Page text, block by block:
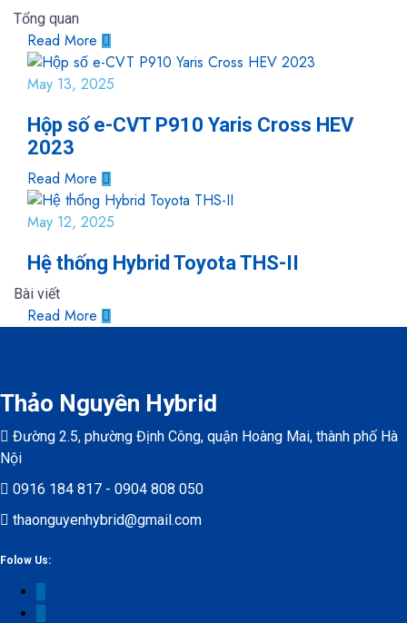
Tổng quan
Read More
May 13, 2025
Hộp số e-CVT P910 Yaris Cross HEV
2023
Read More
May 12, 2025
Hệ thống Hybrid Toyota THS-II
Bài viết
Read More
Thảo Nguyên Hybrid
Đường 2.5, phường Định Công, quận Hoàng Mai, thành phố Hà
Nội
0916 184 817 - 0904 808 050
thaonguyenhybrid@gmail.com
Folow Us: